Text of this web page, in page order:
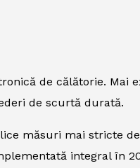
de călătorie.
de scurtă durată.
măsuri mai stricte
integral în